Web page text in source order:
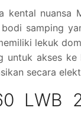
kental nuansa
samping
lekuk
untuk akses
secara
LWB